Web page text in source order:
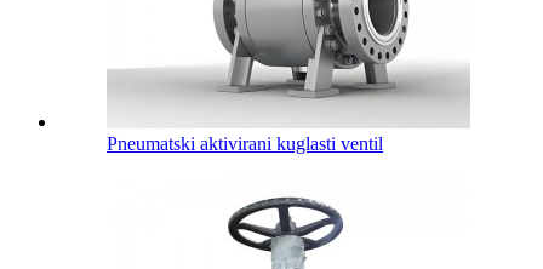
Pneumatski aktivirani kuglasti ventil